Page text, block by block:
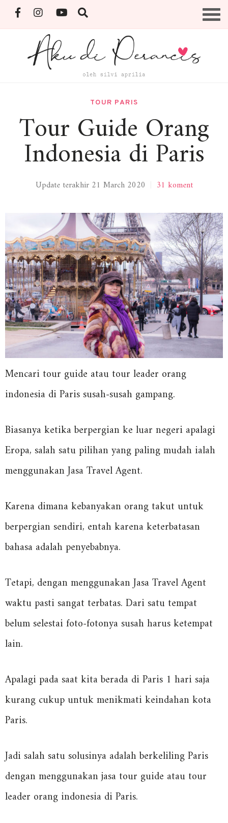
Skip
to
Menu
TOUR PARIS
Tour Guide Orang
Indonesia di Paris
Update terakhir 21 March 2020 31 koment
Mencari tour guide atau tour leader orang
indonesia di Paris susah-susah gampang.
Biasanya ketika berpergian ke luar negeri apalagi
Eropa, salah satu pilihan yang paling mudah ialah
menggunakan Jasa Travel Agent.
Karena dimana kebanyakan orang takut untuk
berpergian sendiri, entah karena keterbatasan
bahasa adalah penyebabnya.
Tetapi, dengan menggunakan Jasa Travel Agent
waktu pasti sangat terbatas. Dari satu tempat
belum selestai foto-fotonya susah harus ketempat
lain.
Apalagi pada saat kita berada di Paris 1 hari saja
kurang cukup untuk menikmati keindahan kota
Paris.
Jadi salah satu solusinya adalah berkeliling Paris
dengan menggunakan jasa tour guide atau tour
leader orang indonesia di Paris.